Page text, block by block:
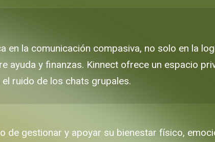
en la comunicación compasiva, no solo en la
ayuda y finanzas. Kinnect ofrece un espacio
ruido de los chats grupales.
de gestionar y apoyar su bienestar físico,